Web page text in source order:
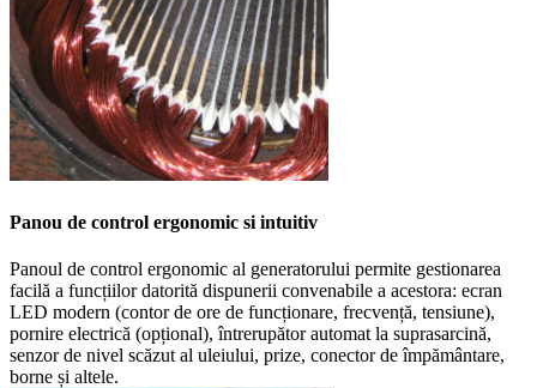
Panou de control ergonomic si intuitiv
Panoul de control ergonomic al generatorului permite gestionarea
facilă a funcțiilor datorită dispunerii convenabile a acestora: ecran
LED modern (contor de ore de funcționare, frecvență, tensiune),
pornire electrică (opțional), întrerupător automat la suprasarcină,
senzor de nivel scăzut al uleiului, prize, conector de împământare,
borne și altele.